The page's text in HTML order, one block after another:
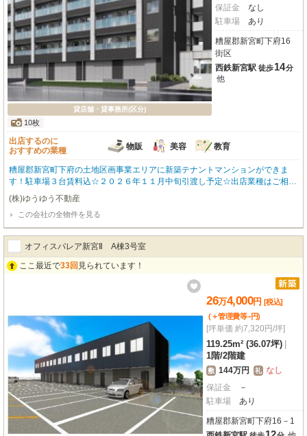
貸店舗・貸事務所(区分)
10枚
保証金
なし
駐車場
あり
糟屋郡新宮町下府16
街区
西鉄新宮駅 徒歩14分
他
出店するのに
おすすめの業種
物販 美容 教育
糟屋郡新宮町下府の土地区画事業エリアに新築テナントマンションができま
す！駐車場３台賃料込☆２０２６年１１月中旬引渡し予定☆出店業種はご相談
ください！！テナントは６区画１テナント約２１坪ですが、構造以外の壁は開
口可能ですので、広いテナントを探している方もご相談ください（＊＾－＾
＊）※６テナント募集していますが、3区画申し込みを頂いています。
(株)ゆうゆう不動産
この会社の全物件を見る
オフィスパレア新宮Ⅱ A棟3号室
ここ最近で33回 見られています！
26万4,000円 [税込]
(＋管理費等-円)
[坪単価 約7,320円/坪]
119.25m² (36.07坪)
1階/2階建
敷 144万円 礼 なし
保証金
－
駐車場
あり
糟屋郡新宮町下府16－1